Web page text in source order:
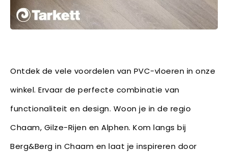
Ontdek de vele voordelen van PVC-vloeren in onze
winkel. Ervaar de perfecte combinatie van
functionaliteit en design. Woon je in de regio
Chaam, Gilze-Rijen en Alphen. Kom langs bij
Berg&Berg in Chaam en laat je inspireren door